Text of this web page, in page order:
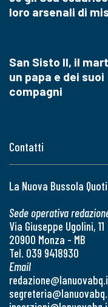
Contatti
La Nuova Bussola
Sede operativa
Via Giuseppe Ugolini, 11
20900 Monza - MB
Tel. 039 9418930
Email
loro arsenali di
San Sisto II, il
un papa e dei suoi
compagni